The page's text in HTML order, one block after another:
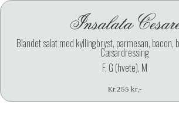
Insalata
Blandet salat med kyllingbryst, parmesan,
Cæsardressing
F, G (hvete), M
Kr. 255 kr,-